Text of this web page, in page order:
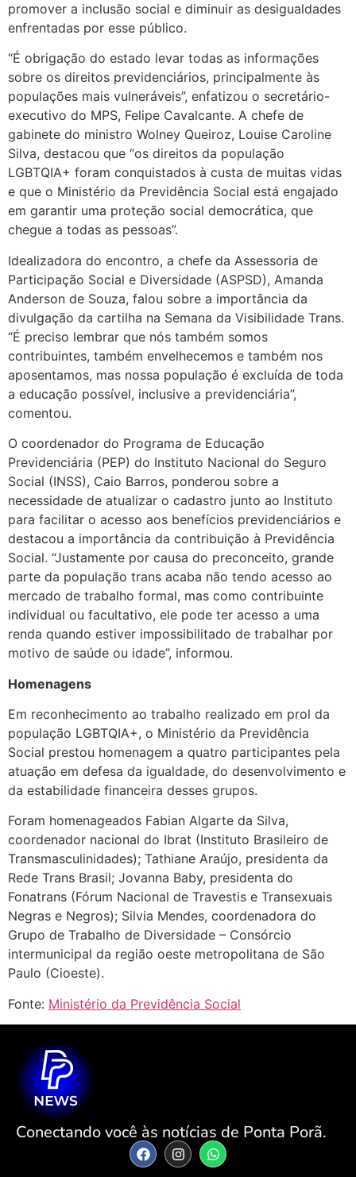
promover a inclusão social e diminuir as desigualdades
enfrentadas por esse público.
“É obrigação do estado levar todas as informações
sobre os direitos previdenciários, principalmente às
populações mais vulneráveis”, enfatizou o secretário-
executivo do MPS, Felipe Cavalcante. A chefe de
gabinete do ministro Wolney Queiroz, Louise Caroline
Silva, destacou que “os direitos da população
LGBTQIA+ foram conquistados à custa de muitas vidas
e que o Ministério da Previdência Social está engajado
em garantir uma proteção social democrática, que
chegue a todas as pessoas”.
Idealizadora do encontro, a chefe da Assessoria de
Participação Social e Diversidade (ASPSD), Amanda
Anderson de Souza, falou sobre a importância da
divulgação da cartilha na Semana da Visibilidade Trans.
“É preciso lembrar que nós também somos
contribuintes, também envelhecemos e também nos
aposentamos, mas nossa população é excluída de toda
a educação possível, inclusive a previdenciária”,
comentou.
O coordenador do Programa de Educação
Previdenciária (PEP) do Instituto Nacional do Seguro
Social (INSS), Caio Barros, ponderou sobre a
necessidade de atualizar o cadastro junto ao Instituto
para facilitar o acesso aos benefícios previdenciários e
destacou a importância da contribuição à Previdência
Social. “Justamente por causa do preconceito, grande
parte da população trans acaba não tendo acesso ao
mercado de trabalho formal, mas como contribuinte
individual ou facultativo, ele pode ter acesso a uma
renda quando estiver impossibilitado de trabalhar por
motivo de saúde ou idade”, informou.
Homenagens
Em reconhecimento ao trabalho realizado em prol da
população LGBTQIA+, o Ministério da Previdência
Social prestou homenagem a quatro participantes pela
atuação em defesa da igualdade, do desenvolvimento e
da estabilidade financeira desses grupos.
Foram homenageados Fabian Algarte da Silva,
coordenador nacional do Ibrat (Instituto Brasileiro de
Transmasculinidades); Tathiane Araújo, presidenta da
Rede Trans Brasil; Jovanna Baby, presidenta do
Fonatrans (Fórum Nacional de Travestis e Transexuais
Negras e Negros); Silvia Mendes, coordenadora do
Grupo de Trabalho de Diversidade – Consórcio
intermunicipal da região oeste metropolitana de São
Paulo (Cioeste).
Fonte: Ministério da Previdência Social
Conectando você às notícias de Ponta Porã.